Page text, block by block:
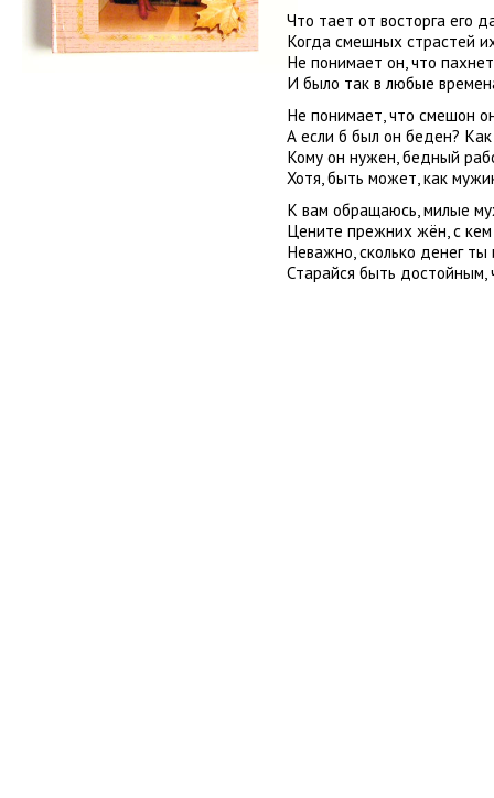
Что тает от восторга его
Когда смешных страстей
Не понимает он, что
И было так в любые
Не понимает, что смешон
А если б был он беден?
Кому он нужен, бедный
Хотя, быть может, как
К вам обращаюсь, милые
Цените прежних жён, с
Неважно, сколько денег
Старайся быть достойным,